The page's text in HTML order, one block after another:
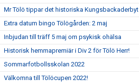
Mr Tölö tippar det historiska Kungsbackaderbyt
Extra datum bingo Tölögården: 2 maj
Inbjudan till träff 5 maj om psykisk ohälsa
Historisk hemmapremiär i Div 2 för Tölö Herr!
Sommarfotbollsskolan 2022
Välkomna till Tölöcupen 2022!